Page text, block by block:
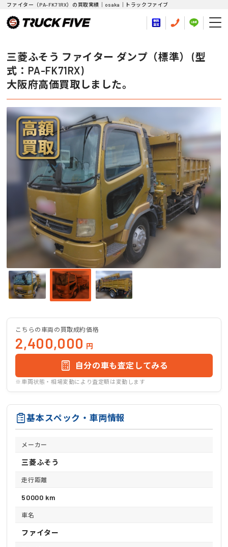
ファイター（PA-FK71RX）の買取実績｜osaka｜トラックファイブ
三菱ふそう ファイター ダンプ（標準） (型
式：PA-FK71RX)
大阪府高価買取しました。
こちらの車両の買取成約価格
2,400,000 円
自分の車も査定してみる
※車両状態・相場変動により査定額は変動します
基本スペック・車両情報
メーカー
三菱ふそう
走行距離
50000 km
車名
ファイター